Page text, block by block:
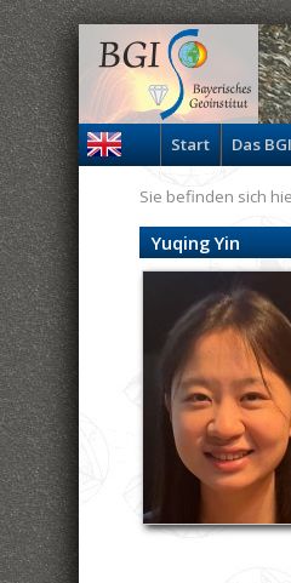
Start Das BGI
Yuqing Yin
Sie befinden sich